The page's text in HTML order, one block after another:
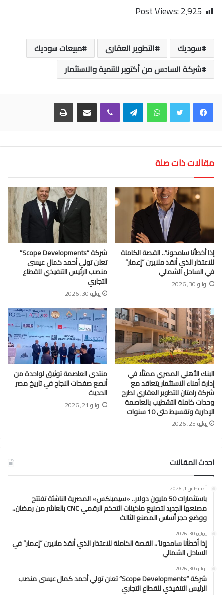
Post Views:2٬925
سوديك التطوير العقارى
مبيعات سوديك
شركة السادس من أكتوبر للتنمية والاستثمار
واتساب تيلقرام
مقالات ذات صلة
إذا أخطأنا سامحونا”.. القصة الكاملة
للاعتذار الذي أنقذ ملايين “إعمار”
في الساحل الشمالي
يوليو 30, 2026
شركة “Scope Developments”
تعلن تولي أحمد كمال عيسى
منصب الرئيس التنفيذي للقطاع
التجاري
يوليو 30, 2026
البنك الأهلي المصري ممثلًا في
إدارة أمناء الاستثمار يتعاقد مع
شركة رامتان للتطوير العقاري لطرح
وحدات كاملة التشطيب بالعاصمة
الإدارية وتقسيط حتى 10 سنوات
يوليو 25, 2026
منتدى العاصمة توثيق لواحدة من
أنصع صفحات النجاح في تاريخ مصر
الحديث
يوليو 21, 2026
احدث المقالات
أغسطس 1, 2026
باستثمارات 50 مليون دولار.. «سيمبلكس» المصرية الناشئة تفتتح
مصنعها الجديد لتصنيع ماكينات التحكم الرقمي CNC بالعاشر من رمضان..
ووضع حجر أساس المصنع الثالث
يوليو 30, 2026
إذا أخطأنا سامحونا”.. القصة الكاملة للاعتذار الذي أنقذ ملايين “إعمار” في
الساحل الشمالي
يوليو 30, 2026
شركة “Scope Developments” تعلن تولي أحمد كمال عيسى منصب
الرئيس التنفيذي للقطاع التجاري